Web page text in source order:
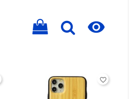

favorite_border